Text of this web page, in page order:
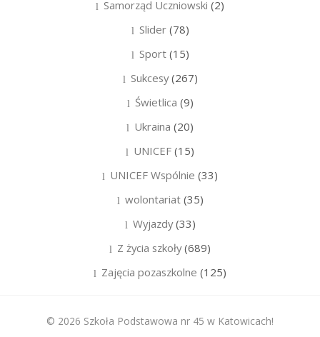
Samorząd Uczniowski (2)
Slider(78)
Sport(15)
Sukcesy(267)
Świetlica (9)
Ukraina (20)
UNICEF (15)
UNICEF Wspólnie (33)
wolontariat(35)
Wyjazdy(33)
Z życia szkoły(689)
Zajęcia pozaszkolne (125)
© 2026 Szkoła Podstawowa nr 45 w Katowicach!